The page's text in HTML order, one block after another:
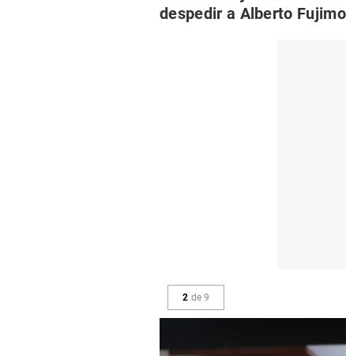
despedir a Alberto
2 de 9